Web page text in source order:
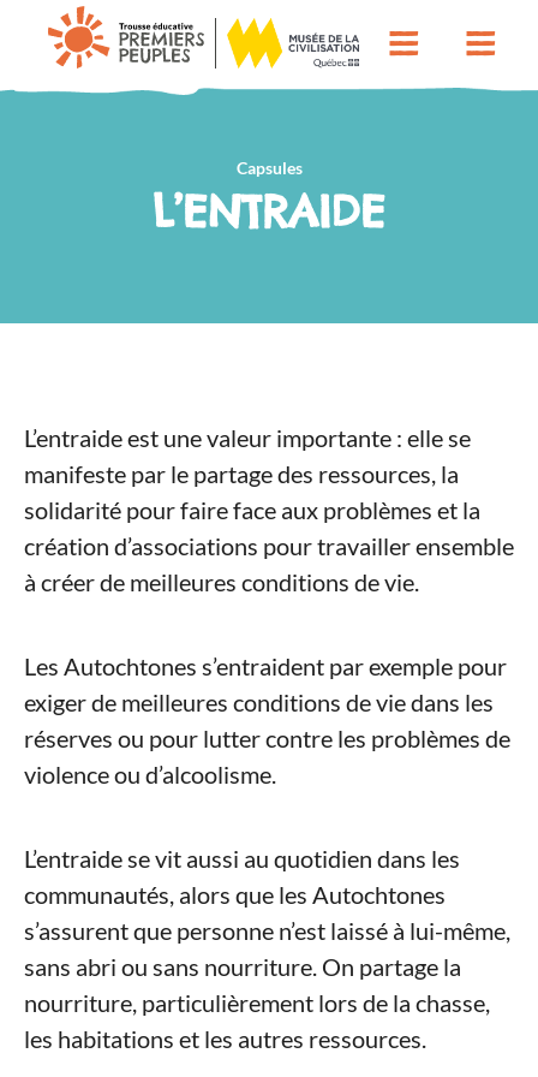
Capsules
L’ENTRAIDE
L’entraide est une valeur importante : elle se
manifeste par le partage des ressources, la
solidarité pour faire face aux problèmes et la
création d’associations pour travailler ensemble
à créer de meilleures conditions de vie.
Les Autochtones s’entraident par exemple pour
exiger de meilleures conditions de vie dans les
réserves ou pour lutter contre les problèmes de
violence ou d’alcoolisme.
L’entraide se vit aussi au quotidien dans les
communautés, alors que les Autochtones
s’assurent que personne n’est laissé à lui-même,
sans abri ou sans nourriture. On partage la
nourriture, particulièrement lors de la chasse,
les habitations et les autres ressources.